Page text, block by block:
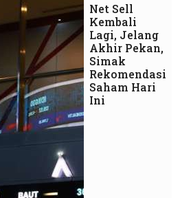
Net Sell
Kembali
Lagi, Jelang
Akhir Pekan,
Simak
Rekomendasi
Saham Hari
Ini